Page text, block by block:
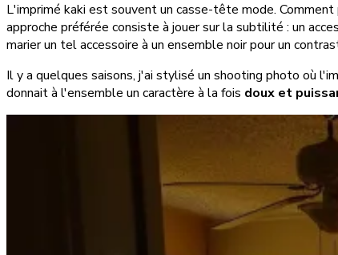
L'imprimé kaki est souvent un casse-tête mode.
approche préférée consiste à jouer sur la subtilité : un
marier un tel accessoire à un ensemble noir pour un
Il y a quelques saisons, j'ai stylisé un shooting photo où
donnait à l'ensemble un caractère à la fois doux et